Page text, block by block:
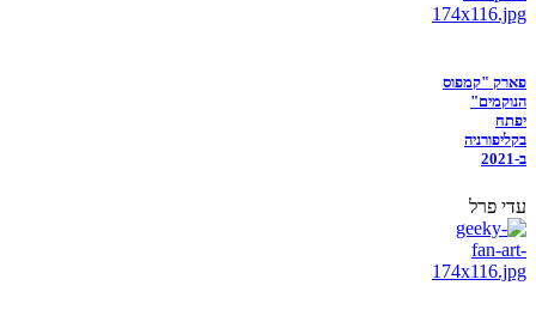
פארק "קמפוס
הנוקמים"
יפתח
בקליפורניה
ב-2021
עדי פרל